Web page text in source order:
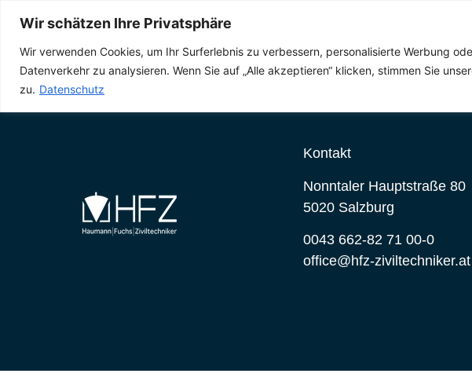
Wir schätzen Ihre Privatsphäre
Wir verwenden Cookies, um Ihr Surferlebnis zu verbessern, personalisierte Werbung
Datenverkehr zu analysieren. Wenn Sie auf „Alle akzeptieren“ klicken, stimmen Sie
zu. Datenschutz
Kontakt
Kontakt
Nonntaler Hauptstraße 80
5020 Salzburg
0043 662-82 71 00-0
office@hfz-ziviltechniker.at